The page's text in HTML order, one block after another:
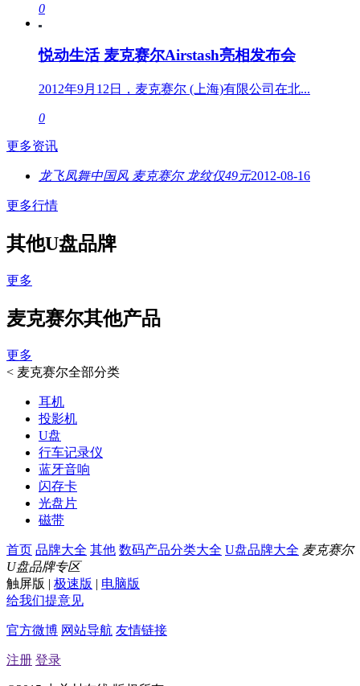
0
悦动生活 麦克赛尔Airstash亮相发布会
2012年9月12日，麦克赛尔 (上海)有限公司在北...
0
更多资讯
龙飞凤舞中国风 麦克赛尔 龙纹仅49元2012-08-16
更多行情
其他U盘品牌
更多
麦克赛尔其他产品
更多
< 麦克赛尔全部分类
耳机
投影机
U盘
行车记录仪
蓝牙音响
闪存卡
光盘片
磁带
首页 品牌大全 其他 数码产品分类大全 U盘品牌大全 麦克赛尔
U盘品牌专区
触屏版 | 极速版 | 电脑版
给我们提意见
官方微博 网站导航 友情链接
注册 登录